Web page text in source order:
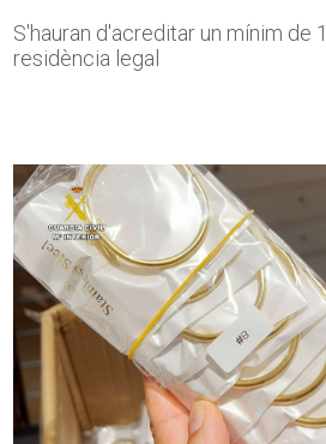
S'hauran d'acreditar un mínim de
residència legal